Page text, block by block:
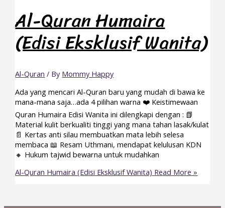
Al-Quran Humaira
(Edisi Eksklusif Wanita)
Al-Quran / By Mommy Happy
Ada yang mencari Al-Quran baru yang mudah di bawa ke
mana-mana saja…ada 4 pilihan warna ❤️ Keistimewaan
Quran Humaira Edisi Wanita ini dilengkapi dengan : 📗
Material kulit berkualiti tinggi yang mana tahan lasak/kulat
📄 Kertas anti silau membuatkan mata lebih selesa
membaca 📖 Resam Uthmani, mendapat kelulusan KDN
🔸 Hukum tajwid bewarna untuk mudahkan
Al-Quran Humaira (Edisi Eksklusif Wanita) Read More »